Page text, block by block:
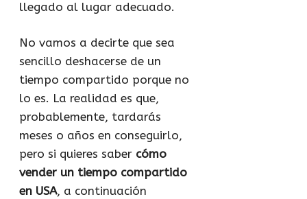
llegado al lugar adecuado.
No vamos a decirte que sea
sencillo deshacerse de un
tiempo compartido porque no
lo es. La realidad es que,
probablemente, tardarás
meses o años en conseguirlo,
pero si quieres saber cómo
vender un tiempo compartido
en USA, a continuación